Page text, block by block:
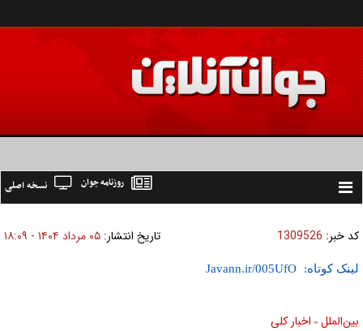
Toggle
نسخه اصلی روزنامه جوان
کد خبر: 1309526 تاریخ انتشار: ۰۵ مرداد ۱۴۰۴ - ۱۸:۰۹
لینک کوتاه:
بين‌الملل » اخبار كلی